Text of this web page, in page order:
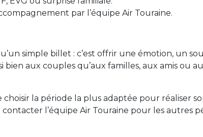
par l’équipe Air Touraine.
simple billet : c’est offrir une émotion, un
aux couples qu’aux familles, aux amis ou
la période la plus adaptée pour réaliser
l’équipe Air Touraine pour les autres